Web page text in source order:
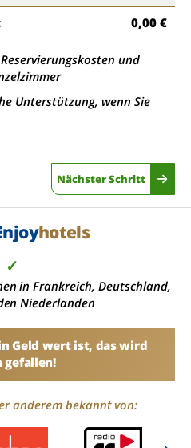
0,00 €
und
Unterstützung, wenn Sie
Nächster Schritt
hotels
✓
in Frankreich, Deutschland,
Niederlanden
Geld wert ist, das wird
gefallen!
anderem bekannt von: